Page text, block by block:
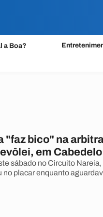
a Boa?
"faz bico" na
em Cabedelo
sábado no Circuito
placar enquanto